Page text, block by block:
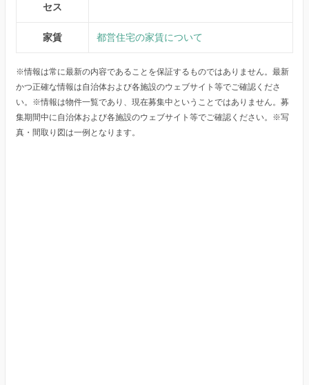
セス
家賃 都営住宅の家賃について
※情報は常に最新の内容であることを保証するものではありません。最新
かつ正確な情報は自治体および各施設のウェブサイト等でご確認くださ
い。※情報は物件一覧であり、現在募集中ということではありません。募
集期間中に自治体および各施設のウェブサイト等でご確認ください。※写
真・間取り図は一例となります。